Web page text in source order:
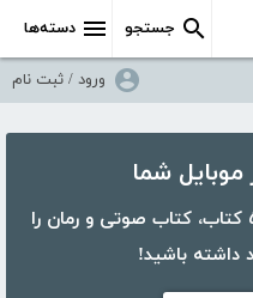
دسته‌ها جستجو
ورود / ثبت نام
با اپلیکیشن کتابراه، بیش از ۵۰،۰۰۰ کتاب، کتاب صوتی و رمان را
داشته باشید!